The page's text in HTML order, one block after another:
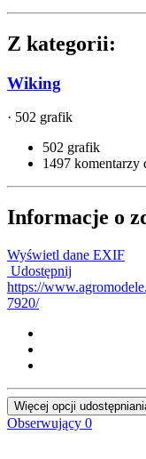
Z kategorii:
Wiking
· 502 grafik
502 grafik
1497 komentarzy
Informacje o
Wyświetl dane EXIF
Udostępnij
https://
7920/
Więcej opcji
Obserwujący 0